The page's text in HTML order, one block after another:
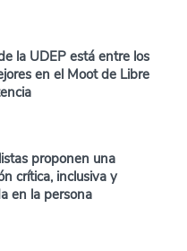
la UDEP está entre los
en el Moot de Libre
proponen una
crítica, inclusiva y
en la persona